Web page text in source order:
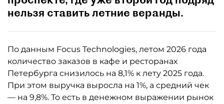
нельзя ставить летние веранды.
По данным Focus Technologies, летом 2026 года
количество заказов в кафе и ресторанах
Петербурга снизилось на 8,1% к лету 2025 года.
При этом выручка выросла на 1%, а средний чек
— на 9,8%. То есть в денежном выражении рынок